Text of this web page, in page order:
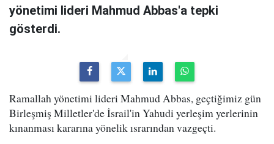
yönetimi lideri Mahmud Abbas'a tepki
gösterdi.
Ramallah yönetimi lideri Mahmud Abbas, geçtiğimiz gün
Birleşmiş Milletler'de İsrail'in Yahudi yerleşim yerlerinin
kınanması kararına yönelik ısrarından vazgeçti.